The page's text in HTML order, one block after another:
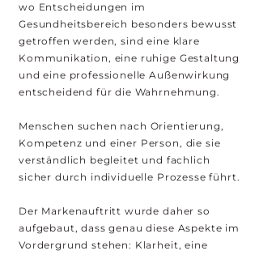
wo Entscheidungen im
Gesundheitsbereich besonders bewusst
getroffen werden, sind eine klare
Kommunikation, eine ruhige Gestaltung
und eine professionelle Außenwirkung
entscheidend für die Wahrnehmung.
Menschen suchen nach Orientierung,
Kompetenz und einer Person, die sie
verständlich begleitet und fachlich
sicher durch individuelle Prozesse führt.
Der Markenauftritt wurde daher so
aufgebaut, dass genau diese Aspekte im
Vordergrund stehen: Klarheit, eine